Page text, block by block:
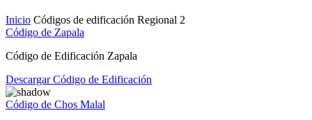
Inicio Códigos de edificación Regional 2
Código de Zapala
Código de Edificación Zapala
Descargar Código de Edificación
Código de Chos Malal